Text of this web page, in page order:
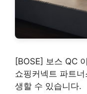
[BOSE] 보스 QC
쇼핑커넥트 파트
생할 수 있습니다.